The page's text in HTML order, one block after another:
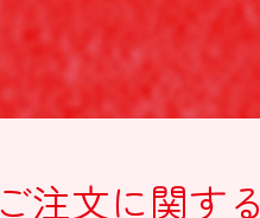
ご注文に関する